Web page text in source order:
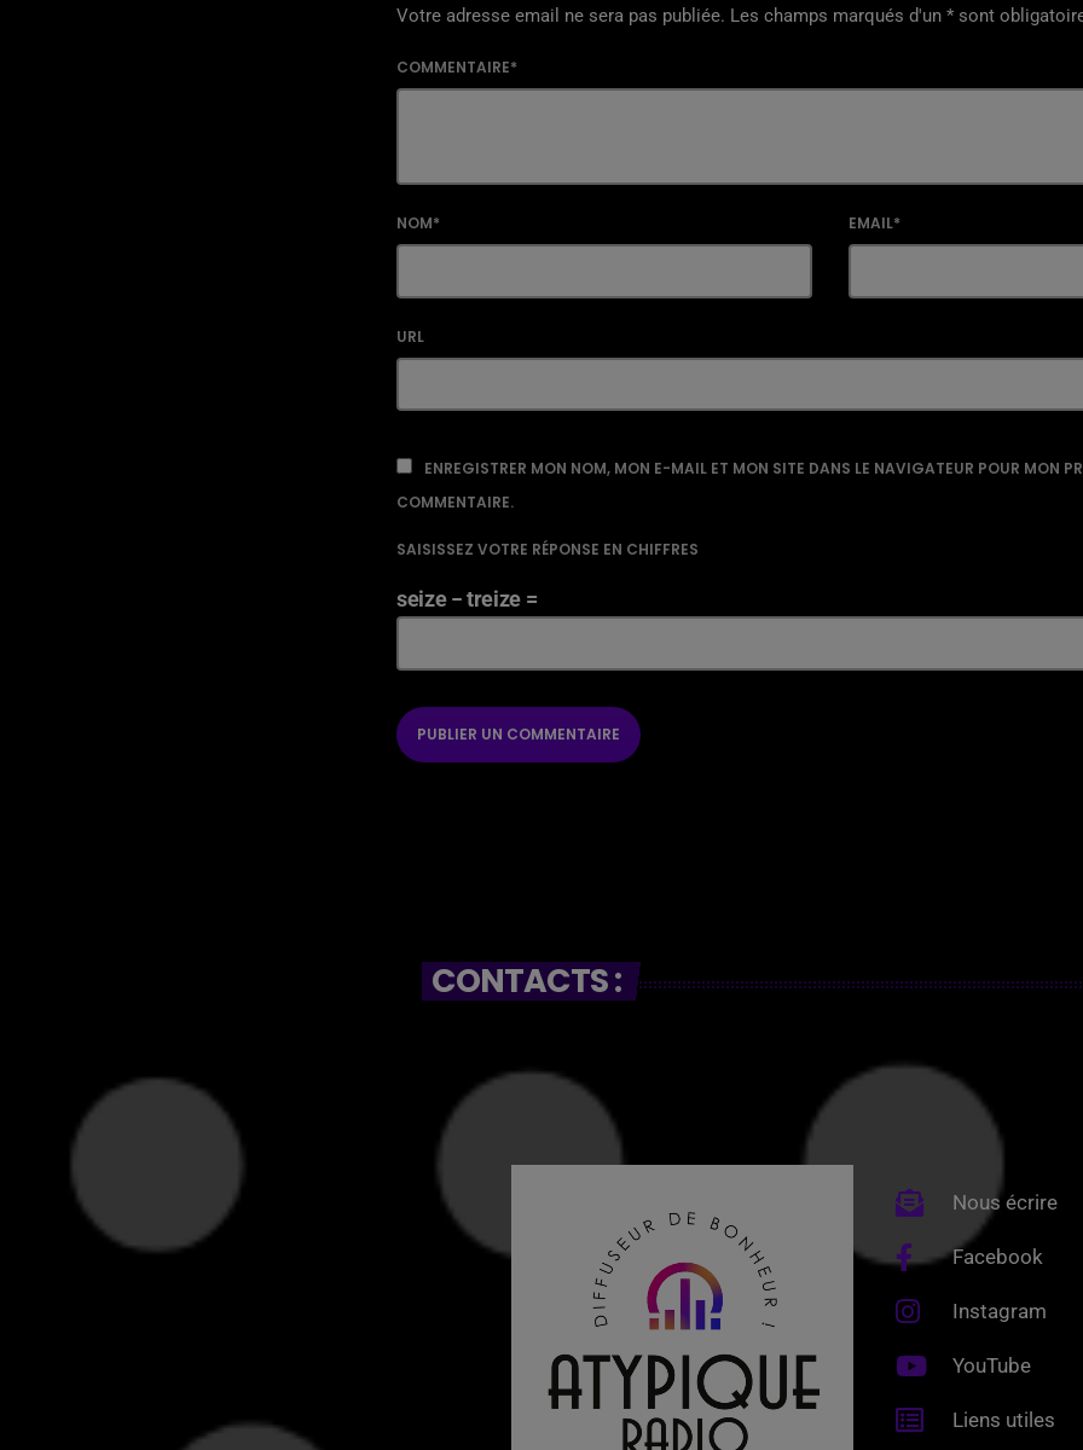
Votre adresse email ne sera pas publiée. Les champs marqués d'un * sont
COMMENTAIRE*
NOM* EMAIL*
URL
ENREGISTRER MON NOM, MON E-MAIL ET MON SITE DANS LE NAVIGATEUR POUR MON
COMMENTAIRE.
SAISISSEZ VOTRE RÉPONSE EN CHIFFRES
seize − treize =
CONTACTS :
Nous écrire
Facebook
Instagram
YouTube
Liens utiles